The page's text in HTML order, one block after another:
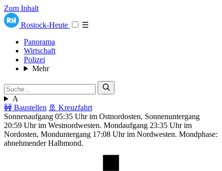
Zum Inhalt
Rostock-Heute
☰
Panorama
Wirtschaft
Polizei
Mehr
A
🚧 Baustellen 🚢 Kreuzfahrt
Sonnenaufgang 05:35 Uhr im Ostnordosten, Sonnenuntergang
20:59 Uhr im Westnordwesten. Mondaufgang 23:35 Uhr im
Nordosten, Monduntergang 17:08 Uhr im Nordwesten. Mondphase:
abnehmender Halbmond.